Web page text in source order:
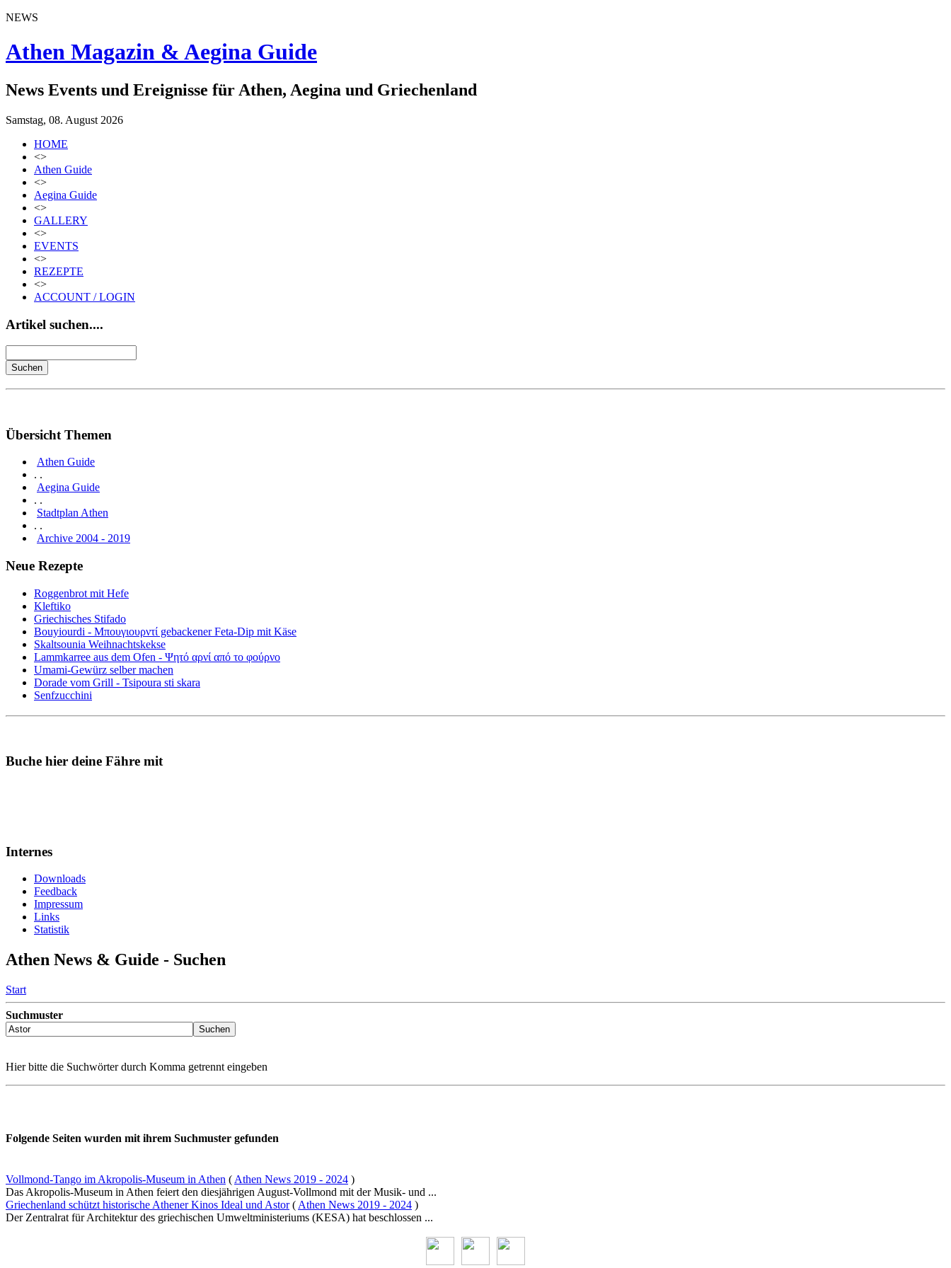
NEWS
Athen Magazin & Aegina Guide
News Events und Ereignisse für Athen, Aegina und Griechenland
Samstag, 08. August 2026
HOME
<>
Athen Guide
<>
Aegina Guide
<>
GALLERY
<>
EVENTS
<>
REZEPTE
<>
ACCOUNT / LOGIN
Artikel suchen....
Übersicht Themen
Athen Guide
. .
Aegina Guide
. .
Stadtplan Athen
. .
Archive 2004 - 2019
Neue Rezepte
Roggenbrot mit Hefe
Kleftiko
Griechisches Stifado
Bouyiourdi - Μπουγιουρντί gebackener Feta-Dip mit Käse
Skaltsounia Weihnachtskekse
Lammkarree aus dem Ofen - Ψητό αρνί από το φούρνο
Umami-Gewürz selber machen
Dorade vom Grill - Tsipoura sti skara
Senfzucchini
Buche hier deine Fähre mit
Internes
Downloads
Feedback
Impressum
Links
Statistik
Athen News & Guide - Suchen
Start
Suchmuster
Hier bitte die Suchwörter durch Komma getrennt eingeben
Folgende Seiten wurden mit ihrem Suchmuster gefunden
Vollmond-Tango im Akropolis-Museum in Athen ( Athen News 2019 - 2024 )
Das Akropolis-Museum in Athen feiert den diesjährigen August-Vollmond mit der Musik- und ...
Griechenland schützt historische Athener Kinos Ideal und Astor( Athen News 2019 - 2024 )
Der Zentralrat für Architektur des griechischen Umweltministeriums (KESA) hat beschlossen ...